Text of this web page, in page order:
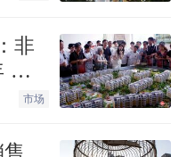
的安全没有问题
法拍房以及法拍
非
公
市场